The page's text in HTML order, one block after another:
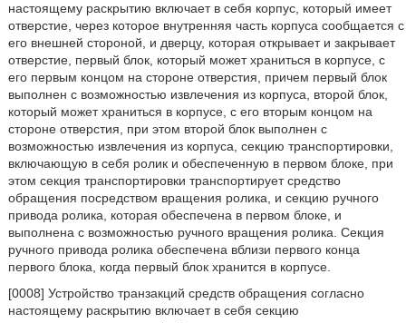
настоящему раскрытию включает в себя корпус, который имеет
отверстие, через которое внутренняя часть корпуса сообщается с
его внешней стороной, и дверцу, которая открывает и закрывает
отверстие, первый блок, который может храниться в корпусе, с
его первым концом на стороне отверстия, причем первый блок
выполнен с возможностью извлечения из корпуса, второй блок,
который может храниться в корпусе, с его вторым концом на
стороне отверстия, при этом второй блок выполнен с
возможностью извлечения из корпуса, секцию транспортировки,
включающую в себя ролик и обеспеченную в первом блоке, при
этом секция транспортировки транспортирует средство
обращения посредством вращения ролика, и секцию ручного
привода ролика, которая обеспечена в первом блоке, и
выполнена с возможностью ручного вращения ролика. Секция
ручного привода ролика обеспечена вблизи первого конца
первого блока, когда первый блок хранится в корпусе.
[0008] Устройство транзакций средств обращения согласно
настоящему раскрытию включает в себя секцию